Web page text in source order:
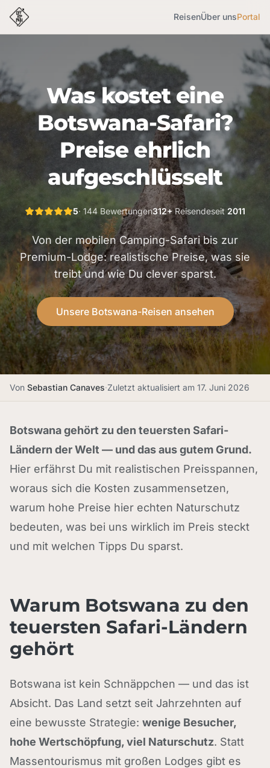
ReisenÜber unsPortal
Was kostet eine
Botswana-Safari?
Preise ehrlich
aufgeschlüsselt
5· 144 Bewertungen312+Reisendeseit 2011
Von der mobilen Camping-Safari bis zur
Premium-Lodge: realistische Preise, was sie
treibt und wie Du clever sparst.
Unsere Botswana-Reisen ansehen
Von Sebastian Canaves·Zuletzt aktualisiert am 17. Juni 2026
Botswana gehört zu den teuersten Safari-
Ländern der Welt — und das aus gutem Grund.
Hier erfährst Du mit realistischen Preisspannen,
woraus sich die Kosten zusammensetzen,
warum hohe Preise hier echten Naturschutz
bedeuten, was bei uns wirklich im Preis steckt
und mit welchen Tipps Du sparst.
Warum Botswana zu den
teuersten Safari-Ländern
gehört
Botswana ist kein Schnäppchen — und das ist
Absicht. Das Land setzt seit Jahrzehnten auf
eine bewusste Strategie: wenige Besucher,
hohe Wertschöpfung, viel Naturschutz. Statt
Massentourismus mit großen Lodges gibt es